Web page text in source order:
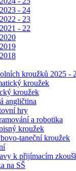
- 24
- 23
- 22
kroužků 2025 -
kroužek
kroužek
angličtina
hry
a robotika
kroužek
taneční kroužek
k přijímacím
na SŠ